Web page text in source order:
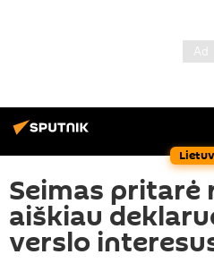
Seimas pritarė
aiškiau
verslo